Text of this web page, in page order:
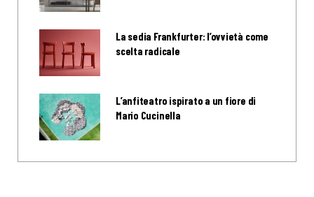
La sedia Frankfurter: l’ovvietà come
scelta radicale
L’anfiteatro ispirato a un fiore di
Mario Cucinella